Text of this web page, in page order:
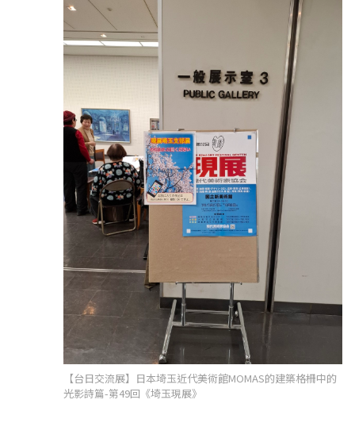
【台日交流展】日本埼玉近代美術館MOMAS的建築格柵中的
光影詩篇-第49回《埼玉現展》